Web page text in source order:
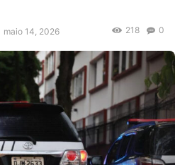
maio 14, 2026 0
218